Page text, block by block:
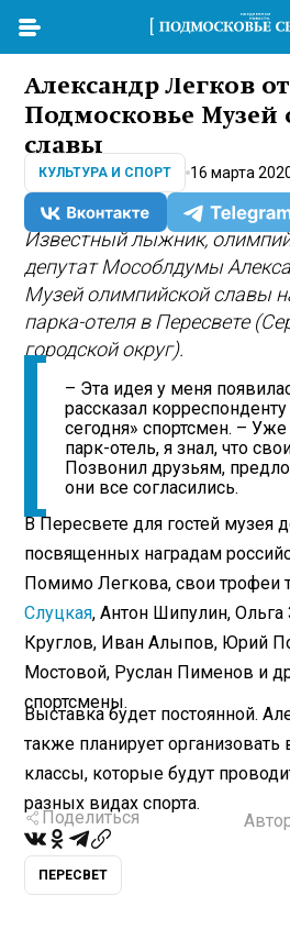
Александр Легков
Подмосковье
славы
КУЛЬТУРА И СПОРТ 16 марта
Известный лыжник,
депутат Мособлдумы
Музей олимпийской славы
парка-отеля в Пересвете
городской округ).
– Эта идея у меня
рассказал
сегодня» спортсмен. –
парк-отель, я знал, что
Позвонил друзьям,
они все согласились.
В Пересвете для гостей музея
посвященных наградам
Помимо Легкова, свои трофеи
Слуцкая, Антон Шипулин,
Круглов, Иван Алыпов, Юрий
Мостовой, Руслан Пименов и
спортсмены.
Выставка будет постоянной.
также планирует
классы, которые будут
разных видах спорта.
Поделиться
ПЕРЕСВЕТ